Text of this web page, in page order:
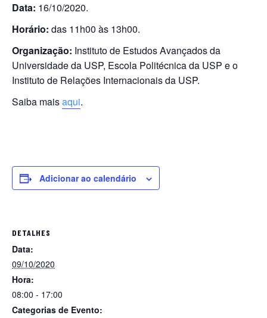
Data: 16/10/2020.
Horário: das 11h00 às 13h00.
Organização: Instituto de Estudos Avançados da
Universidade da USP, Escola Politécnica da USP e o
Instituto de Relações Internacionais da USP.
Saiba maisaqui.
Adicionar ao calendário
DETALHES
Data:
09/10/2020
Hora:
08:00 - 17:00
Categorias de Evento: